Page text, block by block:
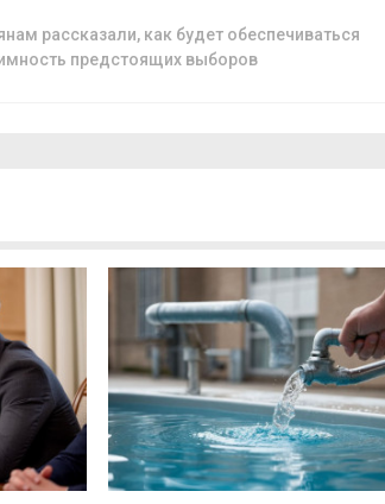
рассказали, как будет обеспечиваться
предстоящих выборов